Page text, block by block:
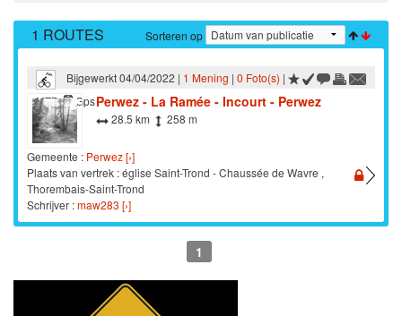
Sorteren op
1 ROUTES
Bijgewerkt 04/04/2022 | 1 Mening | 0 Foto(s) |
MTB
GpsPerwez - La Ramée - Incourt - Perwez
28.5 km 258 m
Gemeente : Perwez [›]
Plaats van vertrek : église Saint-Trond - Chaussée de Wavre ,
Thorembais-Saint-Trond
Schrijver :maw283 [›]
1